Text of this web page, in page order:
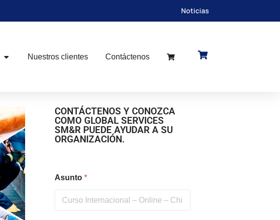
Noticias
Nuestros clientes Contáctenos
CONTÁCTENOS Y CONOZCA
COMO GLOBAL SERVICES
SM&R PUEDE AYUDAR A SU
ORGANIZACIÓN.
Asunto *